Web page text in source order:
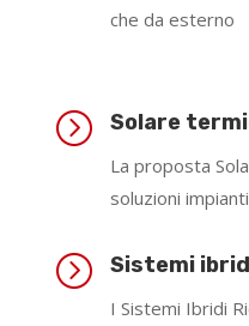
che da esterno
= Solare
La proposta
soluzioni
= Sistemi
I Sistemi Ibridi